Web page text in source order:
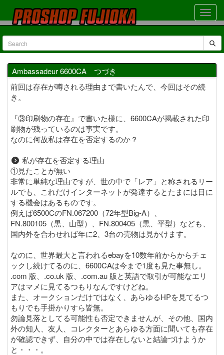
Ambassadeur 6600CA つづき
前回は存在が噂される理由まで書いたんで、今回はその続
き。
『③印刷物の存在』で書いた様に、6600CAが掲載された印
刷物が残っているのは事実です。
なのに何故私は存在を否定するのか？
私が存在を否定する理由
①見たことが無い
非常に単純な理由ですが、世の中で「レア」と称されるリー
ルでも、これだけインターネットが発達するとたまには目に
する機会はあるものです。
例えば6500CのFN.067200（72年型Big-A）、
FN.800105（黒、山型）、FN.800405（黒、平型）なども、
国内外を合わせれば年に2、3台の売物は見かけます。
なのに、世界最大と言われるebayを10数年前からからチェ
ックし続けてるのに、6600CAは今まで1度も見た事無し。
.com 版、.co.uk 版、.com.au 版と英語で取引が可能なエリ
アはマメに見てるつもりなんですけどね。
また、オークションだけではなく、あらゆるHPを見てるつ
もりでも手掛かりすら皆無。
勿論見落としてる可能性も否定できませんが、その他、国内
外の知人、友人、コレクターとあらゆる方面に聞いても存在
が確認できず、自分の中では存在しないと結論づけようか
と・・・。